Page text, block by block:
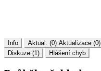
Info Aktual. (0) Aktualizace (0)
Diskuze (1)
Hlášení chyb